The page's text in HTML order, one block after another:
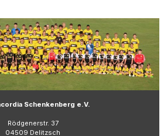
Schenkenberg e.V.
Rödgenerstr. 37
04509 Delitzsch